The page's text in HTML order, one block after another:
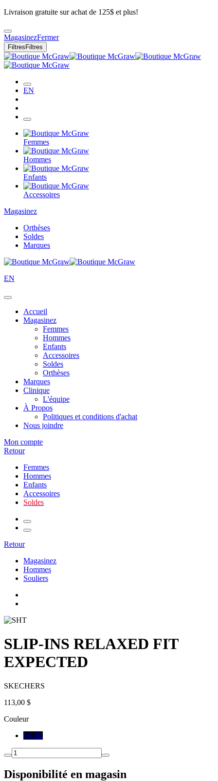
Livraison gratuite sur achat de 125$ et plus!
MagasinezFermer
Filtres Filtres
EN
Femmes
Hommes
Enfants
Accessoires
Magasinez
Orthèses
Soldes
Marques
EN
Accueil
Magasinez
Femmes
Hommes
Enfants
Accessoires
Soldes
Orthèses
Marques
Clinique
L'équipe
À Propos
Politiques et conditions d'achat
Nous joindre
Mon compte
Retour
Femmes
Hommes
Enfants
Accessoires
Soldes
Retour
Magasinez
Hommes
Souliers
SLIP-INS RELAXED FIT
EXPECTED
SKECHERS
113,00 $
Couleur
NOIR
Disponibilité en magasin